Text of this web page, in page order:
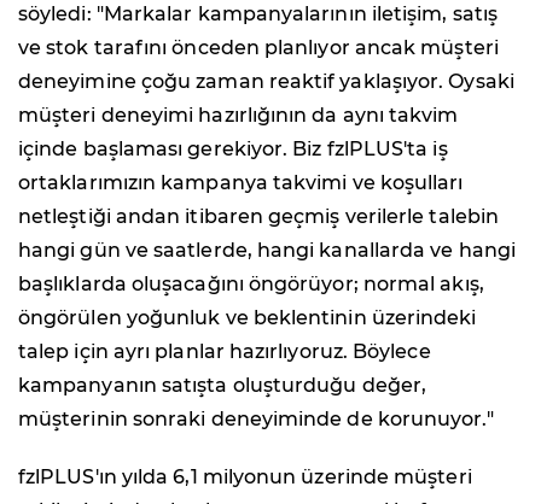
söyledi: "Markalar kampanyalarının iletişim, satış
ve stok tarafını önceden planlıyor ancak müşteri
deneyimine çoğu zaman reaktif yaklaşıyor. Oysaki
müşteri deneyimi hazırlığının da aynı takvim
içinde başlaması gerekiyor. Biz fzlPLUS'ta iş
ortaklarımızın kampanya takvimi ve koşulları
netleştiği andan itibaren geçmiş verilerle talebin
hangi gün ve saatlerde, hangi kanallarda ve hangi
başlıklarda oluşacağını öngörüyor; normal akış,
öngörülen yoğunluk ve beklentinin üzerindeki
talep için ayrı planlar hazırlıyoruz. Böylece
kampanyanın satışta oluşturduğu değer,
müşterinin sonraki deneyiminde de korunuyor."
fzlPLUS'ın yılda 6,1 milyonun üzerinde müşteri